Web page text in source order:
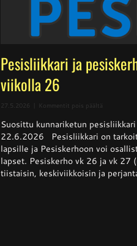
Pesisliikkari ja
viikolla 26
27.5.2026 Kommentit pois päältä
ja
pesiskerho
alkaa
viikolla
26
Suosittu kunnariketun
22.6.2026 Pesisliikkari on
lapsille ja Pesiskerhoon voi
lapset. Pesiskerho vk 26 ja vk 27
tiistaisin, keskiviikkoisin ja